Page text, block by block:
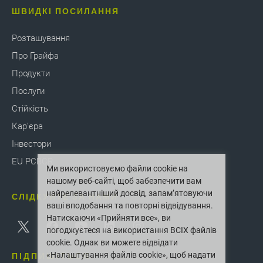
ШВИДКІ ПОСИЛАННЯ
Розташування
Про Грайфа
Продукти
Послуги
Стійкість
Кар'єра
Інвестори
EU PCBCR
СЛІДКУЙТЕ ЗА НАМИ
ПІДПИШІТЬСЯ
Ми використовуємо файли cookie на
нашому веб-сайті, щоб забезпечити вам
найрелевантніший досвід, запам’ятовуючи
ваші вподобання та повторні відвідування.
Натискаючи «Прийняти все», ви
погоджуєтеся на використання ВСІХ файлів
cookie. Однак ви можете відвідати
«Налаштування файлів cookie», щоб надати